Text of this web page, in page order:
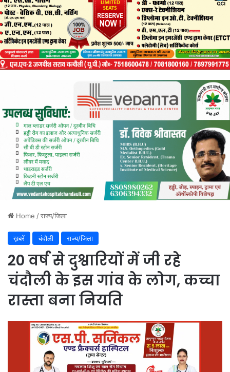
Home /राज्य/जिला
ख़बरें चंदौली राज्य/जिला
20 वर्ष से दुश्वारियों में जी रहे
चंदौली के इस गांव के लोग, कच्चा
रास्ता बना नियति